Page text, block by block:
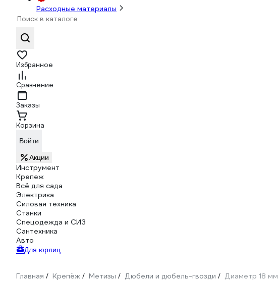
Расходные материалы
Избранное
Сравнение
Заказы
Корзина
Войти
Акции
Инструмент
Крепеж
Всё для сада
Электрика
Силовая техника
Станки
Спецодежда и СИЗ
Сантехника
Авто
Для юрлиц
Главная / Крепёж / Метизы / Дюбели и дюбель-гвозди / Диаметр 18 мм